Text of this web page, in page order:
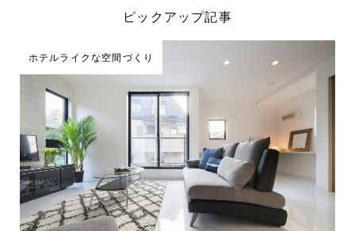
ピックアップ記事
ホテルライクな空間づくり